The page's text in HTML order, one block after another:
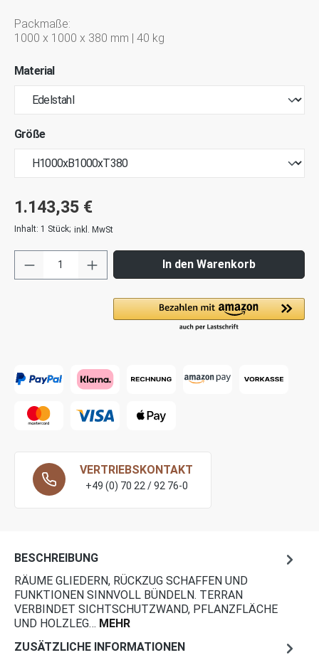
Packmaße:
1000 x 1000 x 380 mm | 40 kg
Material
Größe
1.143,35 €
Inhalt: 1 Stück; inkl. MwSt
In den Warenkorb
VERTRIEBSKONTAKT
+49 (0) 70 22 / 92 76-0
BESCHREIBUNG
RÄUME GLIEDERN, RÜCKZUG SCHAFFEN UND
FUNKTIONEN SINNVOLL BÜNDELN. TERRAN
VERBINDET SICHTSCHUTZWAND, PFLANZFLÄCHE
UND HOLZLEG… MEHR
ZUSÄTZLICHE INFORMATIONEN